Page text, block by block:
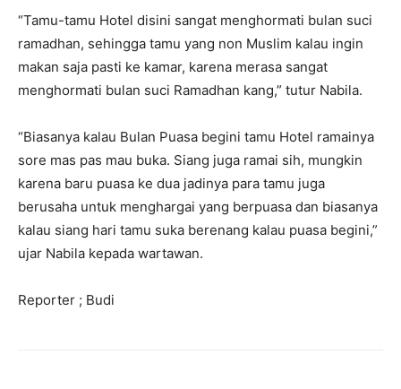
“Tamu-tamu Hotel disini sangat menghormati bulan suci
ramadhan, sehingga tamu yang non Muslim kalau ingin
makan saja pasti ke kamar, karena merasa sangat
menghormati bulan suci Ramadhan kang,” tutur Nabila.
“Biasanya kalau Bulan Puasa begini tamu Hotel ramainya
sore mas pas mau buka. Siang juga ramai sih, mungkin
karena baru puasa ke dua jadinya para tamu juga
berusaha untuk menghargai yang berpuasa dan biasanya
kalau siang hari tamu suka berenang kalau puasa begini,”
ujar Nabila kepada wartawan.
Reporter ; Budi